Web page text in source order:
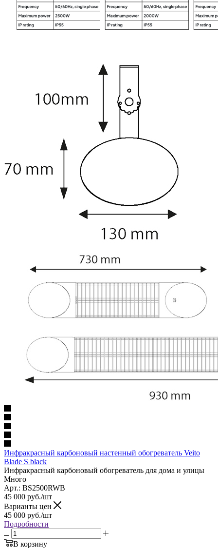
Инфракрасный карбоновый настенный обогреватель Veito
Blade S black
Инфракрасный карбоновый обогреватель для дома и улицы
Много
Арт.: BS2500RWB
45 000 руб./шт
Варианты цен
45 000 руб./шт
Подробности
В корзину